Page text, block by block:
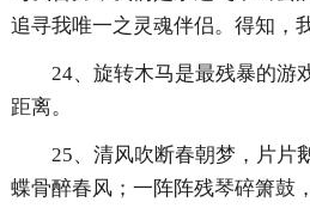
追寻我唯一之灵魂伴侣。得知，
24、旋转木马是最残暴的游
距离。
25、清风吹断春朝梦，片片
蝶骨醉春风；一阵阵残琴碎箫鼓